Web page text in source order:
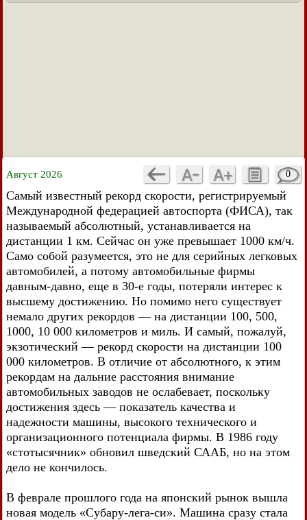
Август 2026 0
Самый известный рекорд скорости, регистрируемый
Международной федерацией автоспорта (ФИСА), так
называемый абсолютный, устанавливается на
дистанции 1 км. Сейчас он уже превышает 1000 км/ч.
Само собой разумеется, это не для серийных легковых
автомобилей, а потому автомобильные фирмы
давным-давно, еще в 30-е годы, потеряли интерес к
высшему достижению. Но помимо него существует
немало других рекордов — на дистанции 100, 500,
1000, 10 000 километров и миль. И самый, пожалуй,
экзотический — рекорд скорости на дистанции 100
000 километров. В отличие от абсолютного, к этим
рекордам на дальние расстояния внимание
автомобильных заводов не ослабевает, поскольку
достижения здесь — показатель качества и
надежности машины, высокого технического и
организационного потенциала фирмы. В 1986 году
«стотысячник» обновил шведский СААБ, но на этом
дело не кончилось.
В феврале прошлого года на японский рынок вышла
новая модель «Субару-лега-си». Машина сразу стала